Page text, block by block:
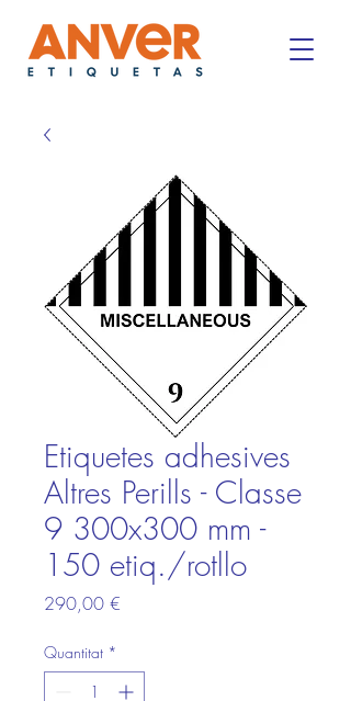
Etiquetes adhesives
Altres Perills - Classe
9 300x300 mm -
150 etiq./rotllo
290,00 €
Quantitat *